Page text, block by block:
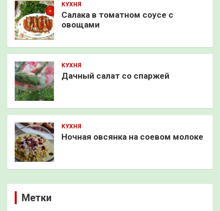
КУХНЯ
Салака в томатном соусе с
овощами
КУХНЯ
Дачный салат со спаржей
КУХНЯ
Ночная овсянка на соевом молоке
Метки